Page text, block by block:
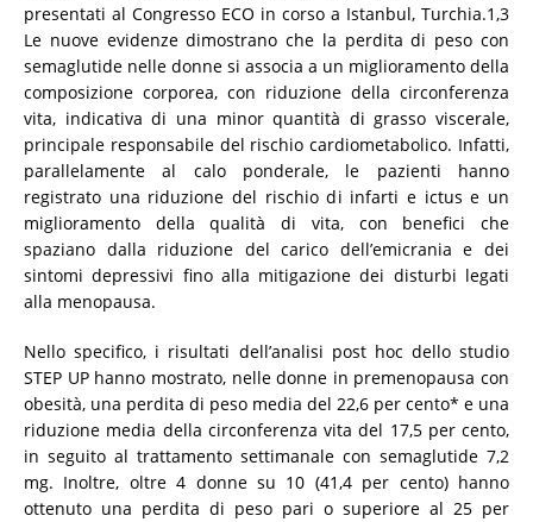
presentati al Congresso ECO in corso a Istanbul, Turchia.1,3
Le nuove evidenze dimostrano che la perdita di peso con
semaglutide nelle donne si associa a un miglioramento della
composizione corporea, con riduzione della circonferenza
vita, indicativa di una minor quantità di grasso viscerale,
principale responsabile del rischio cardiometabolico. Infatti,
parallelamente al calo ponderale, le pazienti hanno
registrato una riduzione del rischio di infarti e ictus e un
miglioramento della qualità di vita, con benefici che
spaziano dalla riduzione del carico dell’emicrania e dei
sintomi depressivi fino alla mitigazione dei disturbi legati
alla menopausa.
Nello specifico, i risultati dell’analisi post hoc dello studio
STEP UP hanno mostrato, nelle donne in premenopausa con
obesità, una perdita di peso media del 22,6 per cento* e una
riduzione media della circonferenza vita del 17,5 per cento,
in seguito al trattamento settimanale con semaglutide 7,2
mg. Inoltre, oltre 4 donne su 10 (41,4 per cento) hanno
ottenuto una perdita di peso pari o superiore al 25 per